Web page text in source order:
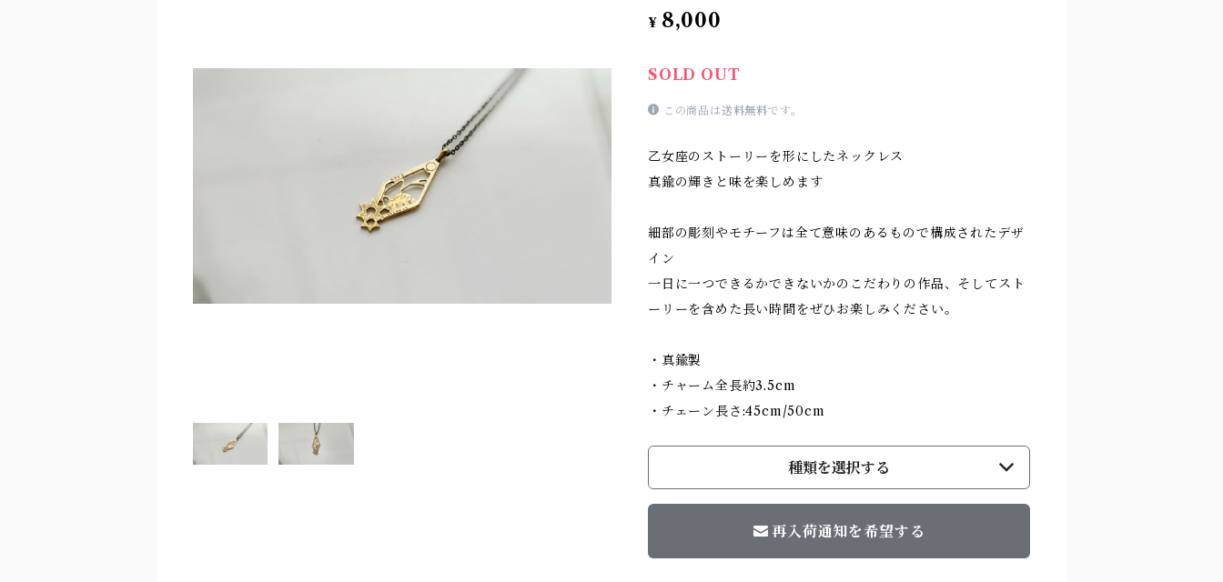
¥ 8,000
SOLD OUT
この商品は送料無料です。
乙女座のストーリーを形にしたネックレス
真鍮の輝きと味を楽しめます
細部の彫刻やモチーフは全て意味のあるもので構成されたデザ
イン
一日に一つできるかできないかのこだわりの作品、そしてスト
ーリーを含めた長い時間をぜひお楽しみください。
・真鍮製
・チャーム全長約3.5cm
・チェーン長さ:45cm/50cm
種類を選択する
再入荷通知を希望する